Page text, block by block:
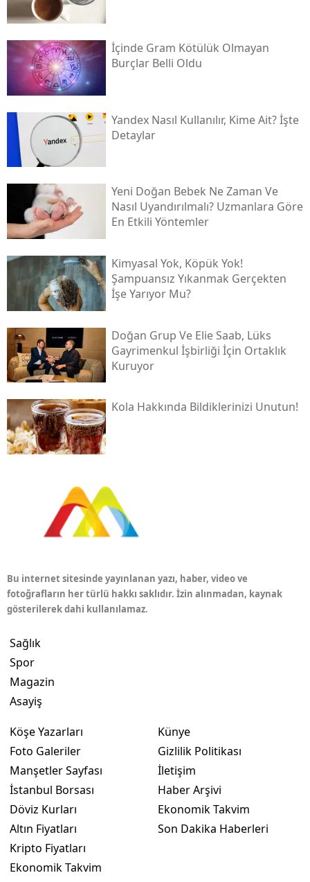
İçinde Gram Kötülük Olmayan
Burçlar Belli Oldu
Yandex Nasıl Kullanılır, Kime Ait? İşte
Detaylar
Yeni Doğan Bebek Ne Zaman Ve
Nasıl Uyandırılmalı? Uzmanlara Göre
En Etkili Yöntemler
Kimyasal Yok, Köpük Yok!
Şampuansız Yıkanmak Gerçekten
İşe Yarıyor Mu?
Doğan Grup Ve Elie Saab, Lüks
Gayrimenkul İşbirliği İçin Ortaklık
Kuruyor
Kola Hakkında Bildiklerinizi Unutun!
Bu internet sitesinde yayınlanan yazı, haber, video ve
fotoğrafların her türlü hakkı saklıdır. İzin alınmadan, kaynak
gösterilerek dahi kullanılamaz.
Sağlık
Spor
Magazin
Asayiş
Köşe Yazarları
Foto Galeriler
Manşetler Sayfası
İstanbul Borsası
Döviz Kurları
Altın Fiyatları
Kripto Fiyatları
Ekonomik Takvim
Künye
Gizlilik Politikası
İletişim
Haber Arşivi
Ekonomik Takvim
Son Dakika Haberleri